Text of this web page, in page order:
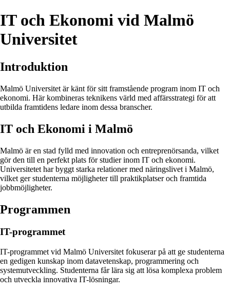
IT och Ekonomi vid Malmö
Universitet
Introduktion
Malmö Universitet är känt för sitt framstående program inom IT och
ekonomi. Här kombineras teknikens värld med affärsstrategi för att
utbilda framtidens ledare inom dessa branscher.
IT och Ekonomi i Malmö
Malmö är en stad fylld med innovation och entreprenörsanda, vilket
gör den till en perfekt plats för studier inom IT och ekonomi.
Universitetet har byggt starka relationer med näringslivet i Malmö,
vilket ger studenterna möjligheter till praktikplatser och framtida
jobbmöjligheter.
Programmen
IT-programmet
IT-programmet vid Malmö Universitet fokuserar på att ge studenterna
en gedigen kunskap inom datavetenskap, programmering och
systemutveckling. Studenterna får lära sig att lösa komplexa problem
och utveckla innovativa IT-lösningar.